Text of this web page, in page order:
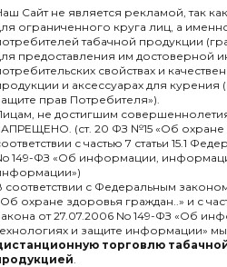
0
с ароматом Сумба
Киви, Фейхоа), 100
Подробнее
Ягоды
Сайт не является рекламой, так
ограниченного круга лиц, а
табачной продукции
предоставления им достоверной
свойствах и
и аксессуарах для курения
прав Потребителя»).
не достигшим
(ст. 20 ФЗ №15 «Об охране
с частью 7 статьи 15.1
149-ФЗ «Об информации,
соответствии с Федеральным
охране здоровья граждан..» и с
от 27.07.2006 No 149-ФЗ «Об
и защите информации» мы
торговлю
.